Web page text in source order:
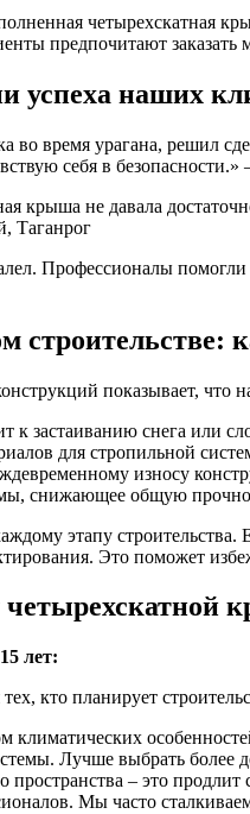
четырехскатная
предпочитают
успеха наших
во время урагана, решил
себя в
крыша не давала
Таганрог
Профессионалы помогли
показывает,
к застаиванию снега или
для стропильной
износу
снижающее общую
этапу
Это поможет
лет:
кто планирует
климатических
Лучше выбрать
пространства – это
Мы часто